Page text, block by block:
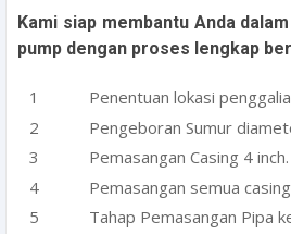
Kami siap membantu Anda
pump dengan proses lengkap
Penentuan lokasi
Pengeboran Sumur
Pemasangan Casing 4 inch.
Pemasangan semua
Tahap Pemasangan Pipa